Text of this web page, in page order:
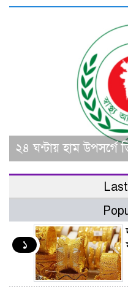
২৪ ঘন্টায় হাম উপসর্গে
১